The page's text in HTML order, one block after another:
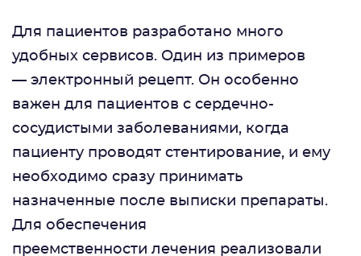
Для пациентов разработано много
удобных сервисов. Один из примеров
— электронный рецепт. Он особенно
важен для пациентов с сердечно-
сосудистыми заболеваниями, когда
пациенту проводят стентирование, и ему
необходимо сразу принимать
назначенные после выписки препараты.
Для обеспечения
преемственности лечения реализовали